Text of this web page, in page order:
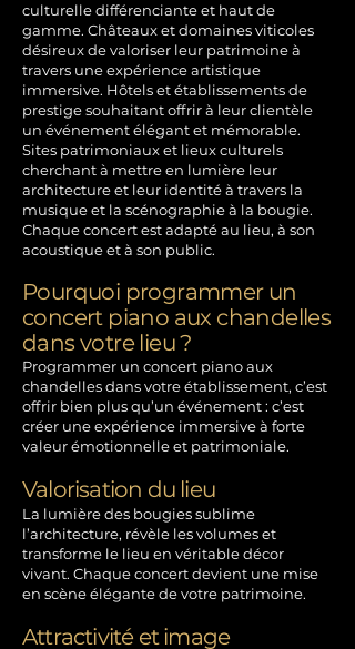
culturelle différenciante et haut de
gamme. Châteaux et domaines viticoles
désireux de valoriser leur patrimoine à
travers une expérience artistique
immersive. Hôtels et établissements de
prestige souhaitant offrir à leur clientèle
un événement élégant et mémorable.
Sites patrimoniaux et lieux culturels
cherchant à mettre en lumière leur
architecture et leur identité à travers la
musique et la scénographie à la bougie.
Chaque concert est adapté au lieu, à son
acoustique et à son public.
Pourquoi programmer un
concert piano aux chandelles
dans votre lieu ?
Programmer un concert piano aux
chandelles dans votre établissement, c’est
offrir bien plus qu’un événement : c’est
créer une expérience immersive à forte
valeur émotionnelle et patrimoniale.
Valorisation du lieu
La lumière des bougies sublime
l’architecture, révèle les volumes et
transforme le lieu en véritable décor
vivant. Chaque concert devient une mise
en scène élégante de votre patrimoine.
Attractivité et image